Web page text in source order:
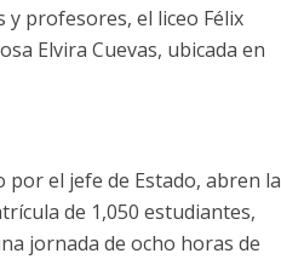
profesores, el liceo Félix
Elvira Cuevas, ubicada en
el jefe de Estado, abren la
de 1,050 estudiantes,
jornada de ocho horas de